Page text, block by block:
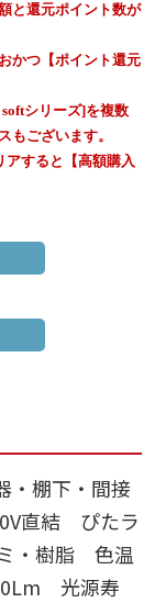
と還元ポイント数が
かつ【ポイント還元
シリーズ]を複数
もございます。
すると【高額購入
棚下・間接
直結 ぴたラ
・樹脂 色温
光源寿